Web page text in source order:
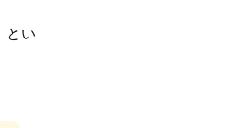
とい